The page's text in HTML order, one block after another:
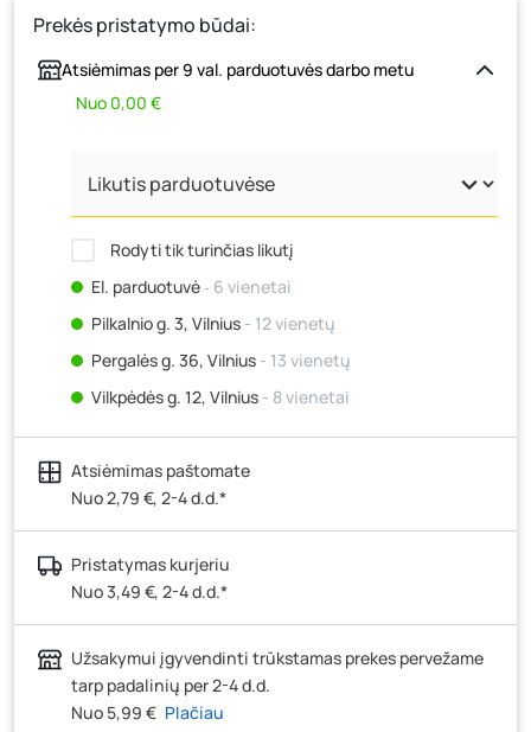
Prekės pristatymo būdai:
Atsiėmimas per 9 val. parduotuvės darbo metu
Nuo 0,00 €
Rodyti tik turinčias likutį
El. parduotuvė‐ 6 vienetai
Pilkalnio g. 3, Vilnius - 12 vienetų
Pergalės g. 36, Vilnius - 13 vienetų
Vilkpėdės g. 12, Vilnius - 8 vienetai
Ateities g. 15, Vilnius- 14 vienetų
Kauno r., Narsiečių k., Vytauto g. 183, Kaunas
vienetai
Šilutės pl. 83A, Klaipėda- 5 vienetai
Pramonės g. 7, Šiauliai
Klaipėdos g. 170R, Panevėžys
J. Basanavičiaus g. 6, Utena
Novočėbės k. 3, Kėdainiai
Atsiėmimas paštomate
Nuo 2,79 €, 2-4 d.d.*
Pristatymas kurjeriu
Nuo 3,49 €, 2-4 d.d.*
Užsakymui įgyvendinti trūkstamas prekes pervežame
tarp padalinių per 2-4 d.d.
Nuo 5,99 € Plačiau